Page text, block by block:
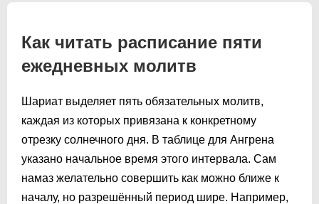
Как читать расписание пяти
ежедневных молитв
Шариат выделяет пять обязательных молитв,
каждая из которых привязана к конкретному
отрезку солнечного дня. В таблице для Ангрена
указано начальное время этого интервала. Сам
намаз желательно совершить как можно ближе к
началу, но разрешённый период шире. Например,